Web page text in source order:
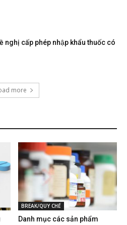
nghị cấp phép nhập khẩu thuốc có
more
BREAK/QUY CHẾ
Danh mục các sản phẩm